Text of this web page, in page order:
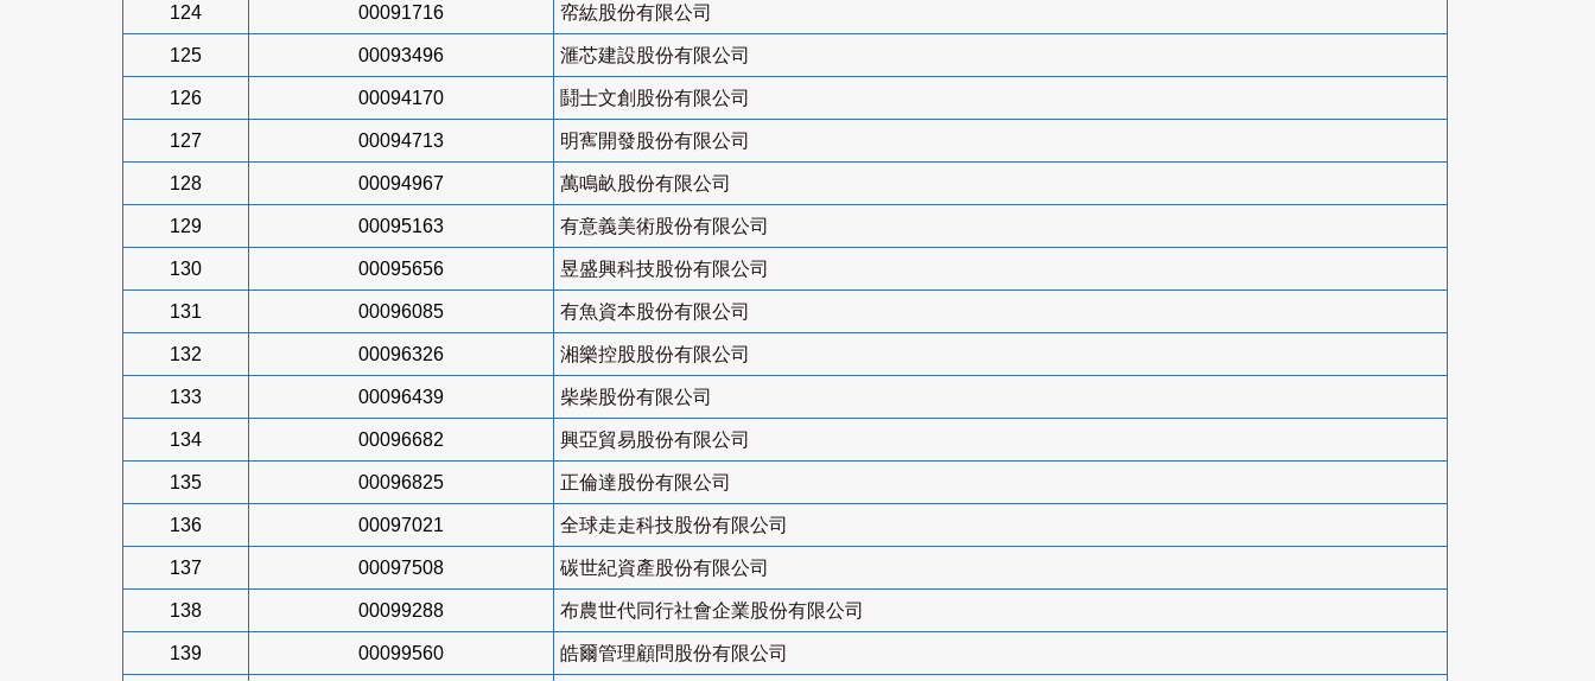
124 00091716 帟紘股份有限公司
125 00093496 滙芯建設股份有限公司
126 00094170 鬪士文創股份有限公司
127 00094713 明寯開發股份有限公司
128 00094967 萬鳴畝股份有限公司
129 00095163 有意義美術股份有限公司
130 00095656 昱盛興科技股份有限公司
131 00096085 有魚資本股份有限公司
132 00096326 湘樂控股股份有限公司
133 00096439 柴柴股份有限公司
134 00096682 興亞貿易股份有限公司
135 00096825 正倫達股份有限公司
136 00097021 全球走走科技股份有限公司
137 00097508 碳世紀資產股份有限公司
138 00099288 布農世代同行社會企業股份有限公司
139 00099560 皓爾管理顧問股份有限公司